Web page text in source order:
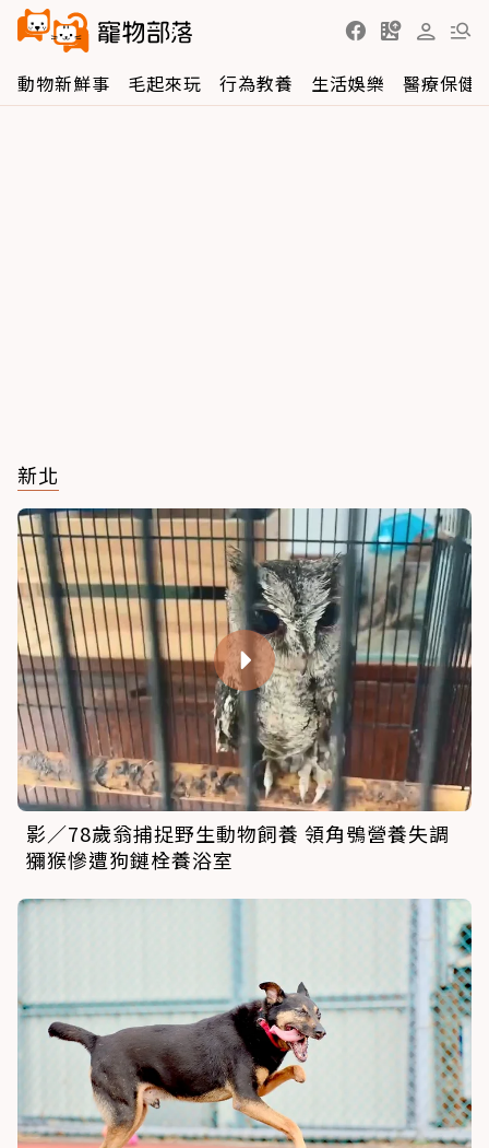
動物新鮮事 毛起來玩 行為教養 生活娛樂 醫療保健
新北
影／78歲翁捕捉野生動物飼養 領角鴞營養失調
獼猴慘遭狗鏈栓養浴室